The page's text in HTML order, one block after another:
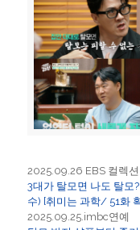
2025.09.26 EBS 컬렉
3대가 탈모면 나도 탈모
수) [취미는 과학/ 51화
2025.09.25.imbc연예